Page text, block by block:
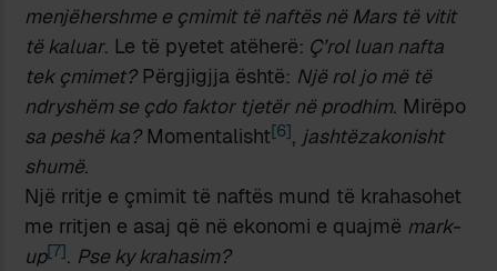
menjëhershme e çmimit të naftës në Mars të vitit
të kaluar. Le të pyetet atëherë: Ç’rol luan nafta
tek çmimet?Përgjigjja është: Një rol jo më të
ndryshëm se çdo faktor tjetër në prodhim. Mirëpo
sa peshë ka?Momentalisht[6], jashtëzakonisht
shumë.
Një rritje e çmimit të naftës mund të krahasohet
me rritjen e asaj që në ekonomi e quajmë mark-
up[7]. Pse ky krahasim?